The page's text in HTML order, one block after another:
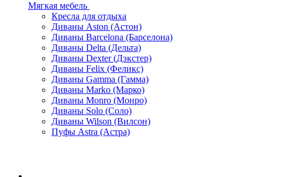
Мягкая мебель
Кресла для отдыха
Диваны Aston (Астон)
Диваны Barcelona (Барселона)
Диваны Delta (Дельта)
Диваны Dexter (Дэкстер)
Диваны Felix (Феликс)
Диваны Gamma (Гамма)
Диваны Marko (Марко)
Диваны Monro (Монро)
Диваны Solo (Соло)
Диваны Wilson (Вилсон)
Пуфы Astra (Астра)